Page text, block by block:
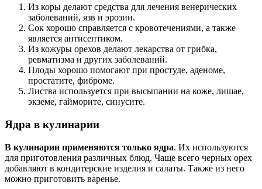
Из коры делают средства для лечения венерических
заболеваний, язв и эрозии.
Сок хорошо справляется с кровотечениями, а также
является антисептиком.
Из кожуры орехов делают лекарства от грибка,
ревматизма и других заболеваний.
Плоды хорошо помогают при простуде, аденоме,
простатите, фиброме.
Листва используется при высыпании на коже, лишае,
экземе, гайморите, синусите.
Ядра в кулинарии
В кулинарии применяются только ядра. Их используются
для приготовления различных блюд. Чаще всего черных орех
добавляют в кондитерские изделия и салаты. Также из него
можно приготовить варенье.